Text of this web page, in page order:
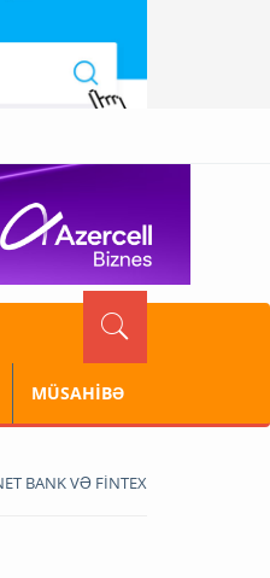
MÜSAHİBƏ
BANK VƏ FİNTEX